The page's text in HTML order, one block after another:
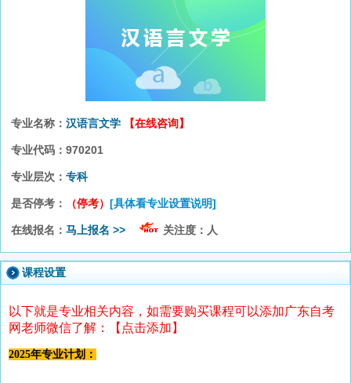
专业名称： 汉语言文学 【在线咨询】
专业代码： 970201
专业层次： 专科
是否停考： （停考） [具体看专业设置说明]
在线报名： 马上报名 >> 关注度： 人
课程设置
以下就是专业相关内容，如需要购买课程可以添加广东自考
网老师微信了解：【点击添加】
2025年专业计划：